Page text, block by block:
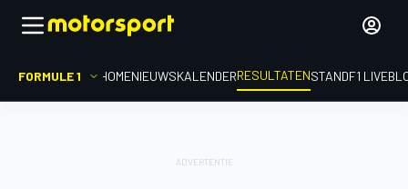
FORMULE 1 HOMENIEUWSKALENDERRESULTATENSTANDF1